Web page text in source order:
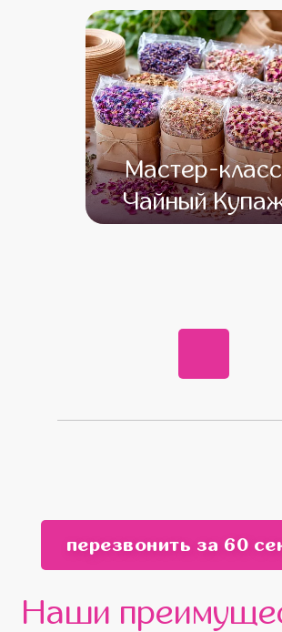
Мастер-класс
Чайный
перезвонить за 60
Наши